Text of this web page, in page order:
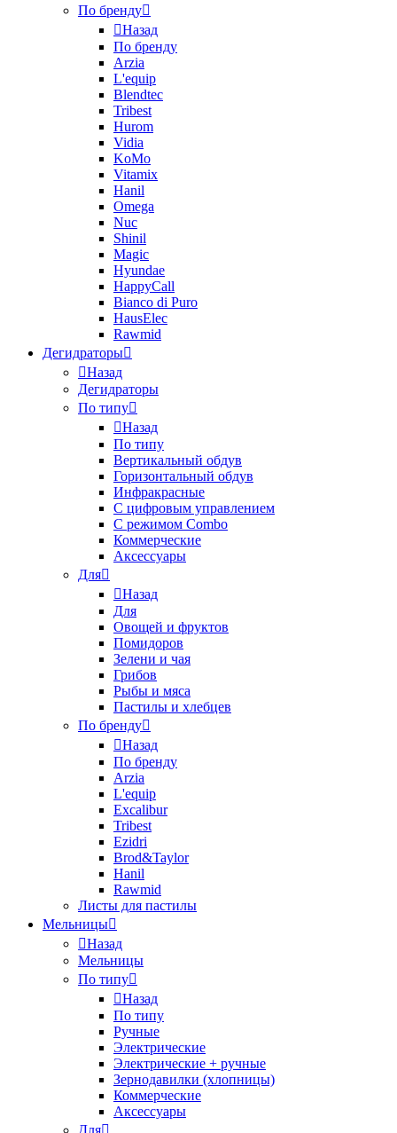
По бренду
Назад
По бренду
Arzia
L'equip
Blendtec
Tribest
Hurom
Vidia
KoMo
Vitamix
Hanil
Omega
Nuc
Shinil
Magic
Hyundae
HappyCall
Bianco di Puro
HausElec
Rawmid
Дегидраторы
Назад
Дегидраторы
По типу
Назад
По типу
Вертикальный обдув
Горизонтальный обдув
Инфракрасные
С цифровым управлением
С режимом Combo
Коммерческие
Аксессуары
Для
Назад
Для
Овощей и фруктов
Помидоров
Зелени и чая
Грибов
Рыбы и мяса
Пастилы и хлебцев
По бренду
Назад
По бренду
Arzia
L'equip
Excalibur
Tribest
Ezidri
Brod&Taylor
Hanil
Rawmid
Листы для пастилы
Мельницы
Назад
Мельницы
По типу
Назад
По типу
Ручные
Электрические
Электрические + ручные
Зернодавилки (хлопницы)
Коммерческие
Аксессуары
Для